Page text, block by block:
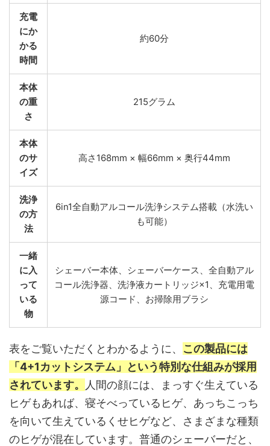
充電
にか
かる
時間
約60分
本体
の重
さ
215グラム
本体
のサ
イズ
高さ168mm × 幅66mm × 奥行44mm
洗浄
の方
法
6in1全自動アルコール洗浄システム搭載（水洗い
も可能）
一緒
に入
って
いる
物
シェーバー本体、シェーバーケース、全自動アル
コール洗浄器、洗浄液カートリッジ×1、充電用電
源コード、お掃除用ブラシ
表をご覧いただくとわかるように、 この製品には
「4+1カットシステム」という特別な仕組みが採用
されています。
人間の顔には、まっすぐ生えている
ヒゲもあれば、寝そべっているヒゲ、あっちこっち
を向いて生えているくせヒゲなど、さまざまな種類
のヒゲが混在しています。普通のシェーバーだと、